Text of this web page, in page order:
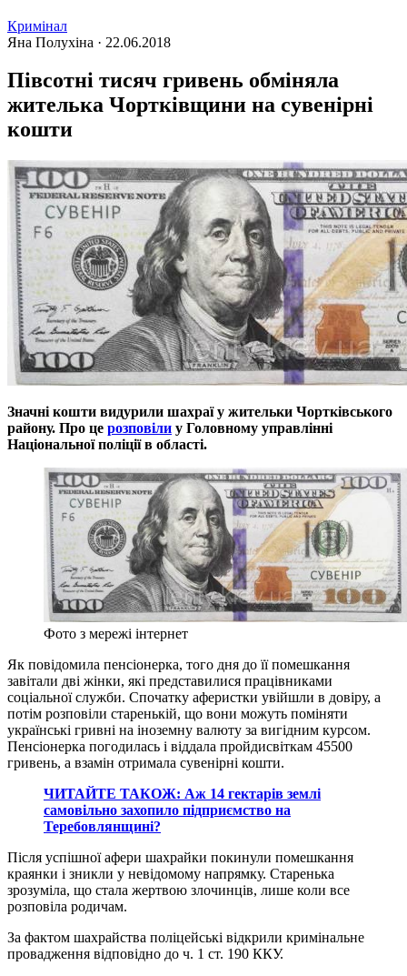
Кримінал
Яна Полухіна · 22.06.2018
Півсотні тисяч гривень обміняла
жителька Чортківщини на сувенірні
кошти
Значні кошти видурили шахраї у жительки Чортківського
району. Про це розповіли у Головному управлінні
Національної поліції в області.
Фото з мережі інтернет
Як повідомила пенсіонерка, того дня до її помешкання
завітали дві жінки, які представилися працівниками
соціальної служби. Спочатку аферистки увійшли в довіру, а
потім розповіли старенькій, що вони можуть поміняти
українські гривні на іноземну валюту за вигідним курсом.
Пенсіонерка погодилась і віддала пройдисвіткам 45500
гривень, а взамін отримала сувенірні кошти.
ЧИТАЙТЕ ТАКОЖ: Аж 14 гектарів землі
самовільно захопило підприємство на
Теребовлянщині?
Після успішної афери шахрайки покинули помешкання
краянки і зникли у невідомому напрямку. Старенька
зрозуміла, що стала жертвою злочинців, лише коли все
розповіла родичам.
За фактом шахрайства поліцейські відкрили кримінальне
провадження відповідно до ч. 1 ст. 190 ККУ.